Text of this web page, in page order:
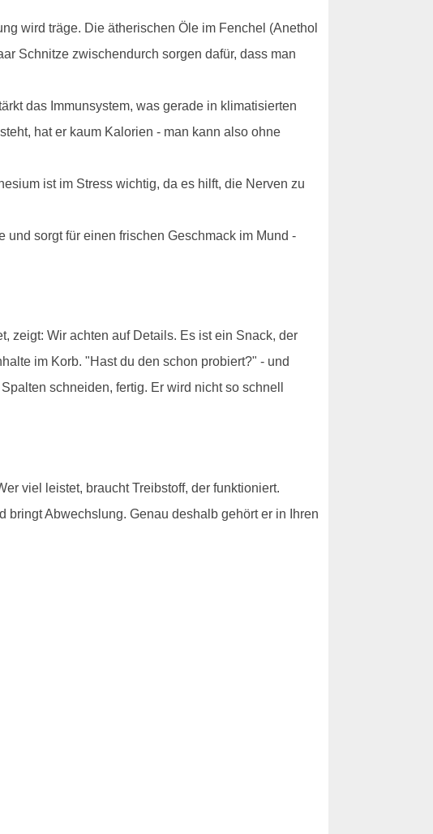
wird träge. Die ätherischen Öle im Fenchel (Anethol
Schnitze zwischendurch sorgen dafür, dass man
das Immunsystem, was gerade in klimatisierten
hat er kaum Kalorien - man kann also ohne
ist im Stress wichtig, da es hilft, die Nerven zu
sorgt für einen frischen Geschmack im Mund -
zeigt: Wir achten auf Details. Es ist ein Snack, der
im Korb. "Hast du den schon probiert?" - und
schneiden, fertig. Er wird nicht so schnell
viel leistet, braucht Treibstoff, der funktioniert.
bringt Abwechslung. Genau deshalb gehört er in Ihren